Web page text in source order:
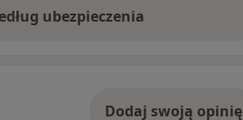
ubezpieczenia
Dodaj swoją opinię